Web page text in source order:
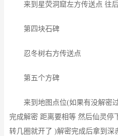
来到星荧洞窟左方传送点 往后
第四块石碑
忍冬树右方传送点
第五个方碑
来到地图点位(如果有没解密过
完成解密 距离要相等 然后仙灵停
转几圈就开了 )解密完成后拿到深